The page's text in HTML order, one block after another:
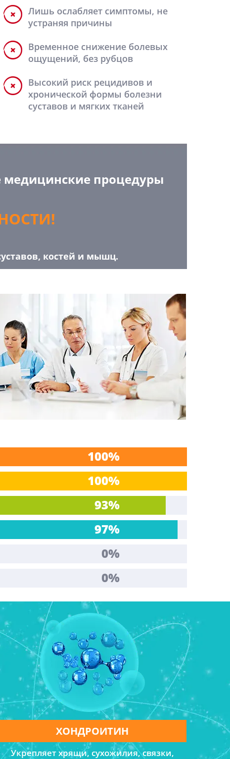
Лишь ослабляет симптомы, не
устраняя причины
Временное снижение болевых
ощущений, без рубцов
Высокий риск рецидивов и
хронической формы болезни
суставов и мягких тканей
медицинские процедуры
костей и мышц.
100%
100%
93%
97%
0%
0%
ХОНДРОИТИН
Укрепляет хрящи, сухожилия, связки,